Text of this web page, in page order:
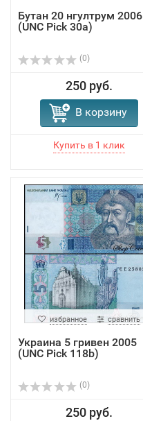
Бутан 20 нгултрум 2006
(UNC Pick 30a)
(0)
250 руб.
В корзину
избранное сравнить
Украина 5 гривен 2005
(UNC Pick 118b)
(0)
250 руб.